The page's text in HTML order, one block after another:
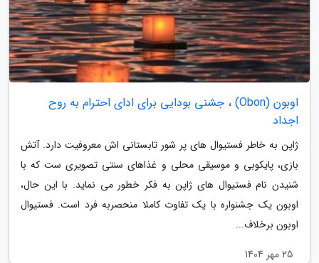
اوبون (Obon) ، جشنی بودایی برای ادای احترام به روح
اجداد
ژاپن به خاطر فستیوال های پر شور تابستانی اش معروفیت دارد. آتش
بازی، پایکوبی و موسیقی محلی و غذاهای سنتی تصویری ست که با
شنیدن نام فستیوال های ژاپن به فکر خطور می نماید. با این حال،
اوبون یک جشنواره با یک تفاوت کاملا منحصربه فرد است. فستیوال
اوبون برخلاف...
25 مهر 1404